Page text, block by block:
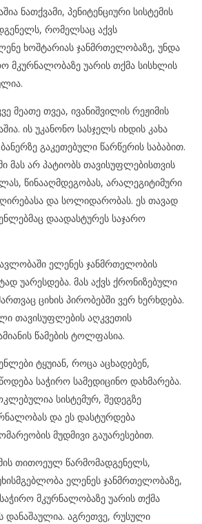
ნათქვამი, პენიტენციური სისტემის
რომელსაც აქვს
ხოშტარიას ჯანმრთელობაზე, უნდა
მკურნალობაზე უარის თქმა სისხლის
მეათე თვეა, ივანიშვილის რეჟიმის
ის უკანონო სასჯელს იხდის კახა
გაკეთებული წარწერის საბაბით.
მას არ პატიობს თავისუფლებისთვის
წინააღმდეგობას, არალეგიტიმური
და სოლიდარობას. ეს თავად
დაადასტურეს საჯარო
ელენეს ჯანმრთელობის
უარესდება. მას აქვს ქრონიზებული
ციხის პირობებში ვერ ხერხდება.
თავისუფლების აღკვეთის
წამების ტოლფასია.
ტყუიან, როცა აცხადებენ,
საჭირო სამედიცინო დახმარება.
სისტემურ, შედეგზე
და ეს დასტურდება
მუდმივი გაუარესებით.
თითოეულ წარმომადგენელს,
ელენეს ჯანმრთელობაზე,
მკურნალობაზე უარის თქმა
დანაშაულია. აგრეთვე, რუსული